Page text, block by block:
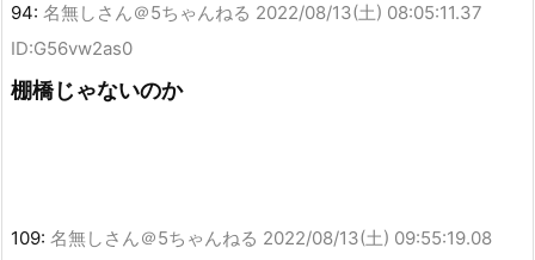
94: 名無しさん＠5ちゃんねる 2022/08/13(土) 08:05:11.37
ID:G56vw2as0
棚橋じゃないのか
109: 名無しさん＠5ちゃんねる 2022/08/13(土) 09:55:19.08